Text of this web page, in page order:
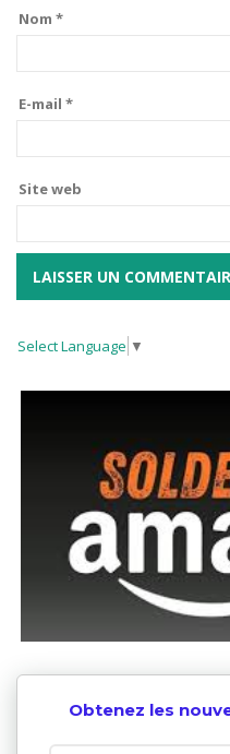
Nom *
E-mail *
Site web
Select Language ▼
Obtenez les